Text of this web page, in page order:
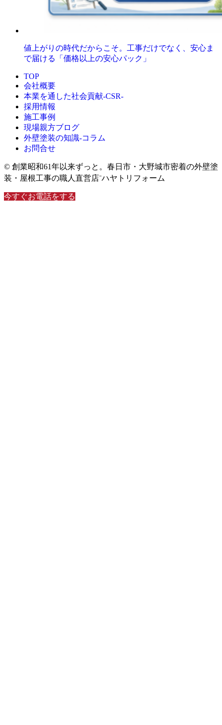
値上がりの時代だからこそ。工事だけでなく、安心ま
で届ける「価格以上の安心パック」
TOP
会社概要
本業を通した社会貢献-CSR-
採用情報
施工事例
現場親方ブログ
外壁塗装の知識‐コラム
お問合せ
© 創業昭和61年以来ずっと。春日市・大野城市密着の外壁塗
装・屋根工事の職人直営店⁻ハヤトリフォーム
今すぐお電話をする